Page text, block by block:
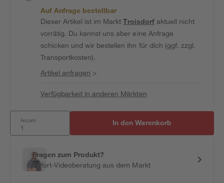
Auf Anfrage bestellbar
Dieser Artikel ist im MarktTroisdorfaktuell nicht
vorrätig. Du kannst uns aber eine Anfrage
schicken und wir bestellen ihn für dich (ggf. zzgl.
Transportkosten).
Artikel anfragen >
Verfügbarkeit in anderen Märkten
Anzahl: In den Warenkorb
Fragen zum Produkt?
Sofort-Videoberatung aus dem Markt